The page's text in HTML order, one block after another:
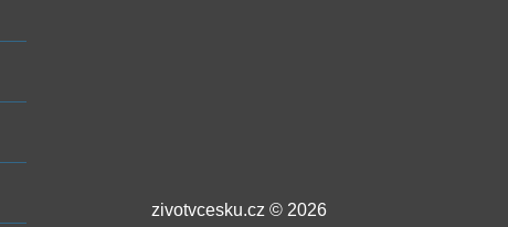
zivotvcesku.cz © 2026